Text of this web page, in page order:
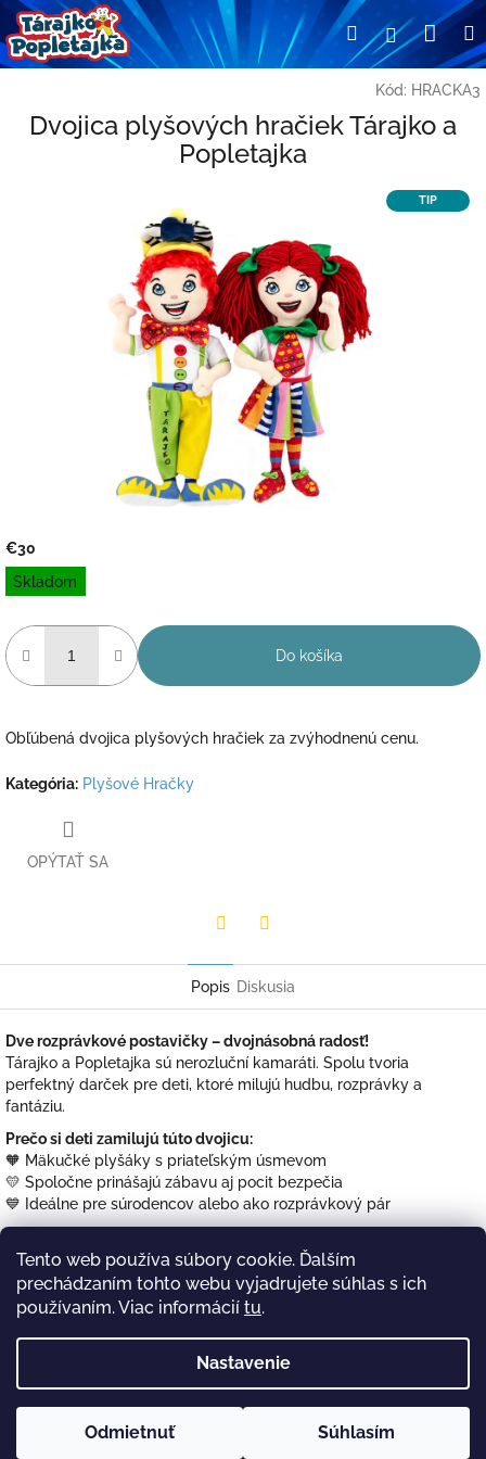
Tento web používa súbory cookie. Ďalším
prechádzaním tohto webu vyjadrujete súhlas s ich
používaním. Viac informácií tu.
Nastavenie
Odmietnuť Súhlasím
Prejsť
na
obsah
Hľadať
Kód: HRACKA3
Dvojica plyšových hračiek Tárajko a
Popletajka
TIP
€30
Jednotková
cena:
Skladom
Do košíka
Obľúbená dvojica plyšových hračiek za zvýhodnenú cenu.
Kategória: Plyšové Hračky
OPÝTAŤ SA
Popis Diskusia
Dve rozprávkové postavičky – dvojnásobná radosť!
Tárajko a Popletajka sú nerozluční kamaráti. Spolu tvoria
perfektný darček pre deti, ktoré milujú hudbu, rozprávky a
fantáziu.
Prečo si deti zamilujú túto dvojicu:
🧡 Mäkučké plyšáky s priateľským úsmevom
💛 Spoločne prinášajú zábavu aj pocit bezpečia
💙 Ideálne pre súrodencov alebo ako rozprávkový pár
✔️ Výhodné balenie – 2 plyšáky za zvýhodnenú cenu
✔️ Kvalitné, bezpečné a prateľné materiály
✔️ Doručenie už do 48 hodín
🎁Tip:Pridajte k nim CD alebo DVD – vytvoríte kompletný
Vytvoril Shoptet Copyright 2026 Tárajko a Popletajka. Všetky práva
vyhradené.